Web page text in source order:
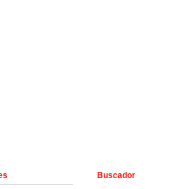
Buscador